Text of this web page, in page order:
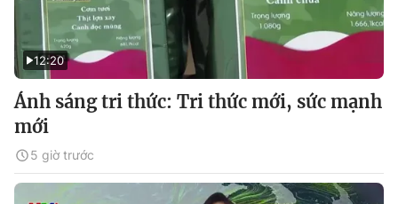
12:20
Ánh sáng tri thức: Tri thức mới, sức mạnh
mới
5 giờ trước